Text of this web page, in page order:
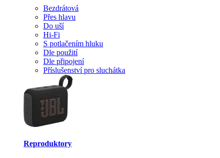
Bezdrátová
Přes hlavu
Do uší
Hi-Fi
S potlačením hluku
Dle použití
Dle připojení
Příslušenství pro sluchátka
Reproduktory